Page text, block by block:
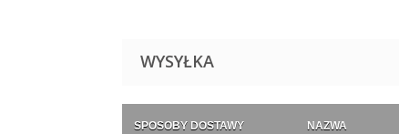
WYSYŁKA
SPOSOBY DOSTAWY NAZWA